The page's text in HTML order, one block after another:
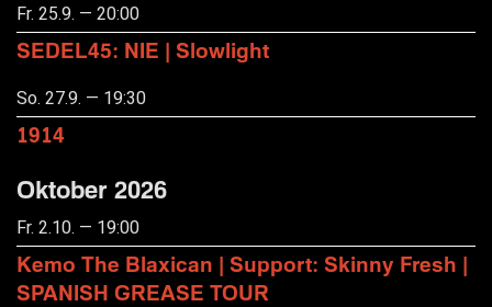
Fr. 25.9. — 20:00
SEDEL45: NIE | Slowlight
So. 27.9. — 19:30
1914
Oktober 2026
Fr. 2.10. — 19:00
Kemo The Blaxican | Support: Skinny Fresh |
SPANISH GREASE TOUR